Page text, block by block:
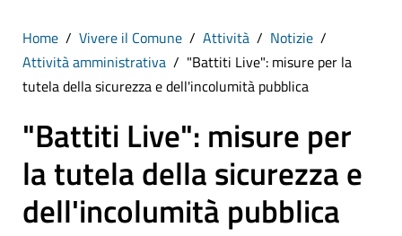
Home Vivere il Comune Attività
Notizie
Attività amministrativa
"Battiti Live": misure per la
tutela della sicurezza e dell'incolumità pubblica
"Battiti Live": misure per
la tutela della sicurezza e
dell'incolumità pubblica